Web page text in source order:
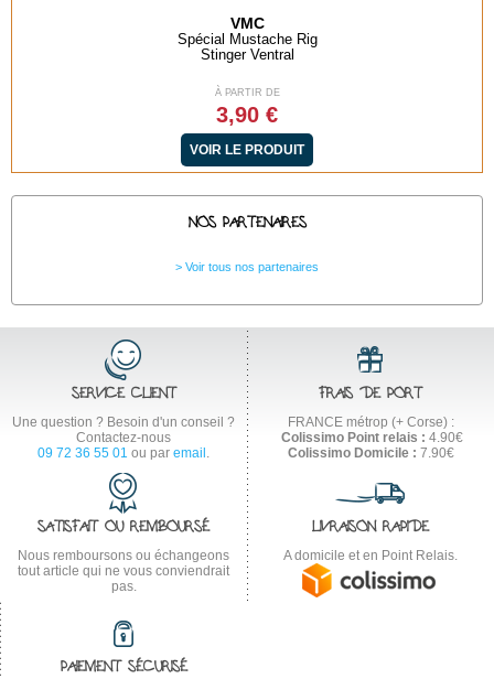
VMC
Spécial Mustache Rig
Stinger Ventral
À PARTIR DE
3,90 €
VOIR LE PRODUIT
NOS PARTENAIRES
Voir tous nos partenaires
SERVICE CLIENT
Une question ? Besoin d'un conseil ?
Contactez-nous
09 72 36 55 01 ou par email .
FRAIS DE PORT
FRANCE métrop (+ Corse) :
Colissimo Point relais : 4.90€
Colissimo Domicile : 7.90€
SATISFAIT OU REMBOURSÉ
Nous remboursons ou échangeons
tout article qui ne vous conviendrait
pas.
LIVRAISON RAPIDE
A domicile et en Point Relais.
PAIEMENT SÉCURISÉ